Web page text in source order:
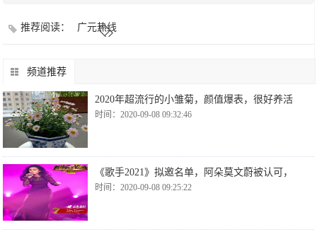
推荐阅读： 广元热线
频道推荐
2020年超流行的小雏菊，颜值爆表，很好养活
时间：2020-09-08 09:32:46
《歌手2021》拟邀名单，阿朵莫文蔚被认可，
时间：2020-09-08 09:25:22